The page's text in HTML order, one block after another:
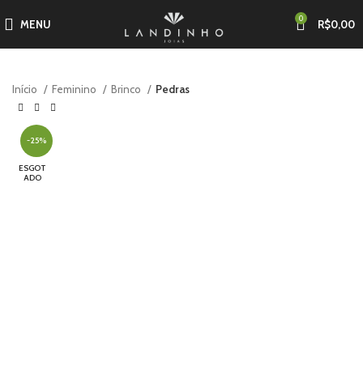
MENU 0 R$0,00
Início Feminino Brinco Pedras
-25%
ESGOT
ADO